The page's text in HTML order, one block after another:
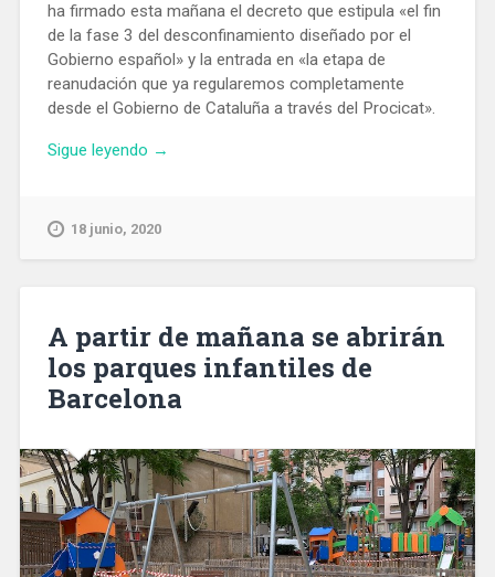
ha firmado esta mañana el decreto que estipula «el fin
de la fase 3 del desconfinamiento diseñado por el
Gobierno español» y la entrada en «la etapa de
reanudación que ya regularemos completamente
desde el Gobierno de Cataluña a través del Procicat».
Sigue leyendo «La
las
desconfinamiento»
→
18 junio, 2020
A partir de mañana se abrirán
los parques infantiles de
Barcelona